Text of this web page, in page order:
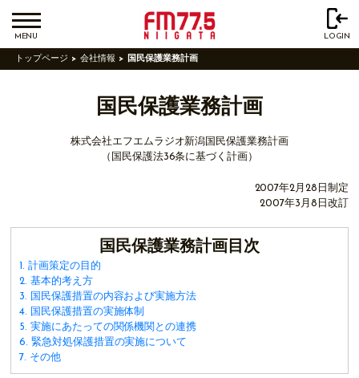
MENU LOGIN
トップページ 会社情報 国民保護業務計画
国民保護業務計画
株式会社エフエムラジオ新潟国民保護業務計画
（国民保護法36条に基づく計画）
2007年2月28日制定
2007年3月8日改訂
国民保護業務計画目次
1. 計画策定の目的
2. 基本的考え方
3. 国民保護措置の内容および実施方法
4. 国民保護措置の実施体制
5. 実施にあたっての関係機関との連携
6. 緊急対処保護措置の実施について
7. その他